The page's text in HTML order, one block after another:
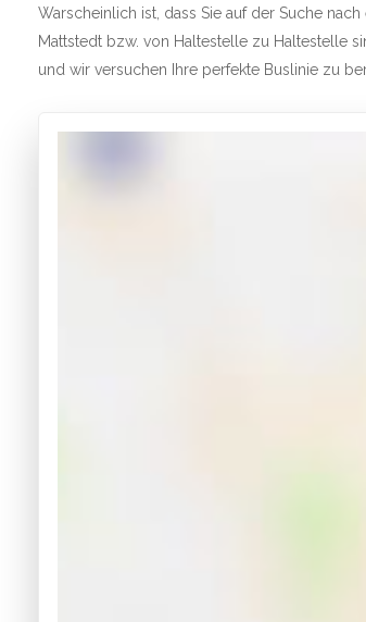
Warscheinlich ist, dass Sie auf der Suche
Mattstedt bzw. von Haltestelle zu Haltestelle
und wir versuchen Ihre perfekte Buslinie zu